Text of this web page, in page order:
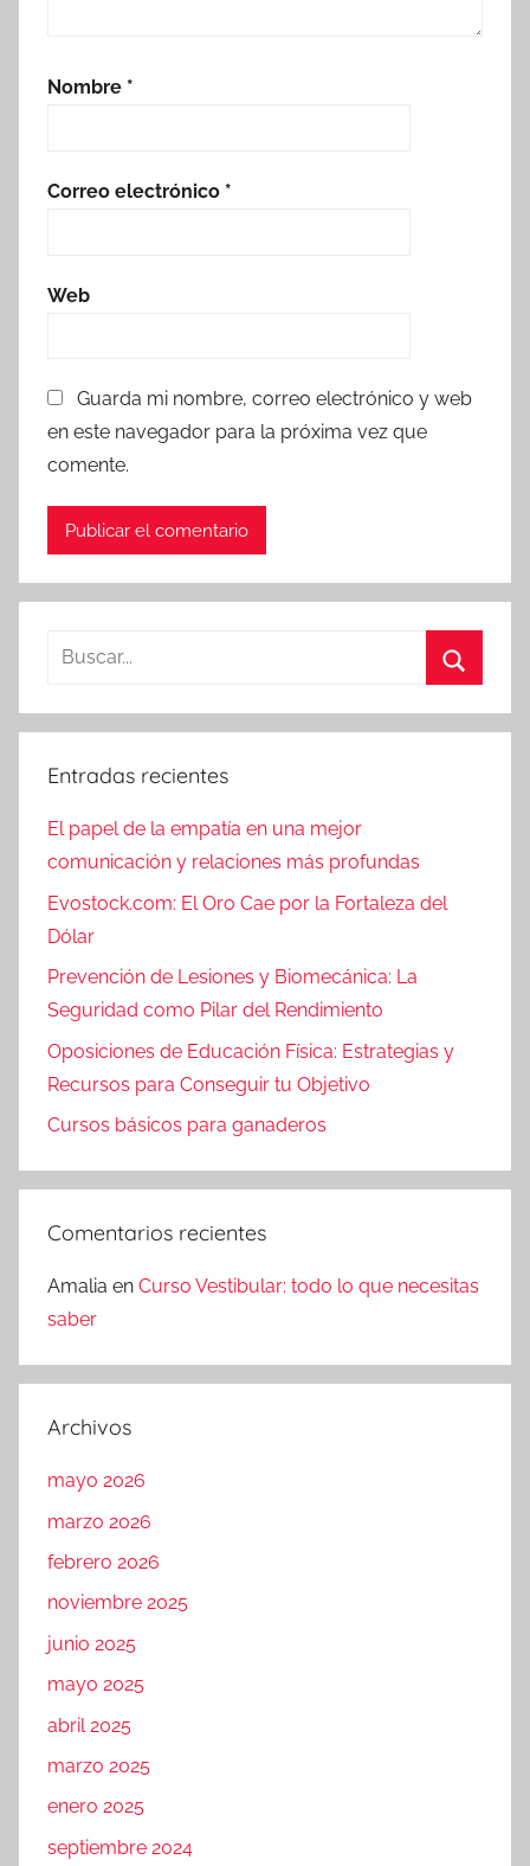
Nombre *
Correo electrónico *
Web
Guarda mi nombre, correo electrónico y web
en este navegador para la próxima vez que
comente.
Entradas recientes
El papel de la empatía en una mejor
comunicación y relaciones más profundas
Evostock.com: El Oro Cae por la Fortaleza del
Dólar
Prevención de Lesiones y Biomecánica: La
Seguridad como Pilar del Rendimiento
Oposiciones de Educación Física: Estrategias y
Recursos para Conseguir tu Objetivo
Cursos básicos para ganaderos
Comentarios recientes
Amalia en Curso Vestibular: todo lo que necesitas
saber
Archivos
mayo 2026
marzo 2026
febrero 2026
noviembre 2025
junio 2025
mayo 2025
abril 2025
marzo 2025
enero 2025
septiembre 2024